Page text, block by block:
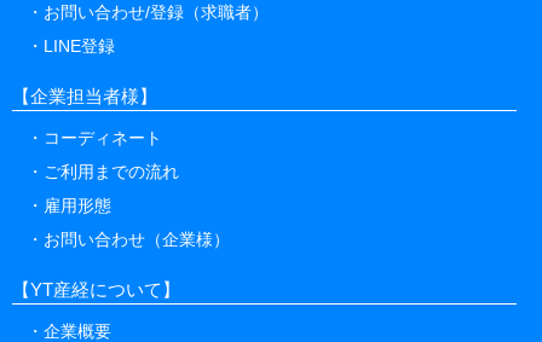
お問い合わせ/登録（求職者）
LINE登録
【企業担当者様】
コーディネート
ご利用までの流れ
雇用形態
お問い合わせ（企業様）
【YT産経について】
企業概要